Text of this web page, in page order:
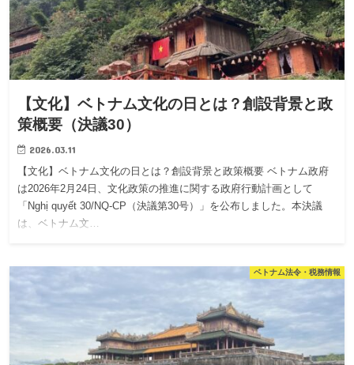
【文化】ベトナム文化の日とは？創設背景と政
策概要（決議30）
2026.03.11
【文化】ベトナム文化の日とは？創設背景と政策概要 ベトナム政府
は2026年2月24日、文化政策の推進に関する政府行動計画として
「Nghị quyết 30/NQ-CP（決議第30号）」を公布しました。本決議
は、ベトナム文…
ベトナム法令・税務情報